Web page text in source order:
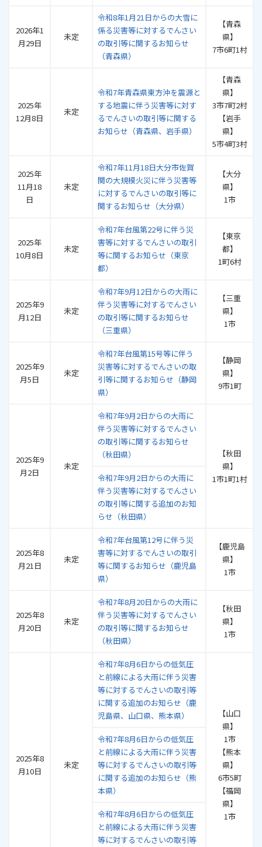
2026年1
月29日
未定
令和8年1月21日からの大雪に
係る災害等に対するでんさい
の取引等に関するお知らせ
（青森県）
【青森
県】
7市6町1村
2025年
12月8日
未定
令和7年青森県東方沖を震源と
する地震に伴う災害等に対す
るでんさいの取引等に関する
お知らせ（青森県、岩手県）
【青森
県】
3市7町2村
【岩手
県】
5市4町3村
2025年
11月18
日
未定
令和7年11月18日大分市佐賀
関の大規模火災に伴う災害等
に対するでんさいの取引等に
関するお知らせ（大分県）
【大分
県】
1市
2025年
10月8日
未定
令和7年台風第22号に伴う災
害等に対するでんさいの取引
等に関するお知らせ（東京
都）
【東京
都】
1町6村
2025年9
月12日
未定
令和7年9月12日からの大雨に
伴う災害等に対するでんさい
の取引等に関するお知らせ
（三重県）
【三重
県】
1市
2025年9
月5日
未定
令和7年台風第15号等に伴う
災害等に対するでんさいの取
引等に関するお知らせ（静岡
県）
【静岡
県】
9市1町
2025年9
月2日
未定
令和7年9月2日からの大雨に
伴う災害等に対するでんさい
の取引等に関するお知らせ
（秋田県）
【秋田
県】
1市1町1村
令和7年9月2日からの大雨に
伴う災害等に対するでんさい
の取引等に関する追加のお知
らせ（秋田県）
2025年8
月21日
未定
令和7年台風第12号に伴う災
害等に対するでんさいの取引
等に関するお知らせ（鹿児島
県）
【鹿児島
県】
1市
2025年8
月20日
未定
令和7年8月20日からの大雨に
伴う災害等に対するでんさい
の取引等に関するお知らせ
（秋田県）
【秋田
県】
1市
2025年8
月10日
未定
令和7年8月6日からの低気圧
と前線による大雨に伴う災害
等に対するでんさいの取引等
に関する追加のお知らせ（鹿
児島県、山口県、熊本県）
【山口
県】
1市
【熊本
県】
6市5町
【福岡
県】
1市
令和7年8月6日からの低気圧
と前線による大雨に伴う災害
等に対するでんさいの取引等
に関する追加のお知らせ（熊
本県）
令和7年8月6日からの低気圧
と前線による大雨に伴う災害
等に対するでんさいの取引等